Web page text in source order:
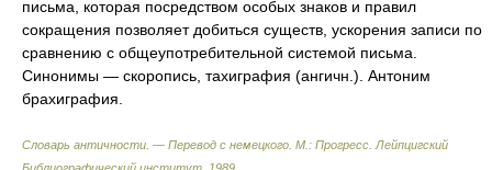
письма, которая посредством особых знаков и правил
сокращения позволяет добиться существ, ускорения записи по
сравнению с общеупотребительной системой письма.
Синонимы — скоропись, тахиграфия (ангичн.). Антоним
брахиграфия.
Словарь античности. — Перевод с немецкого. М.: Прогресс Лейпцигский